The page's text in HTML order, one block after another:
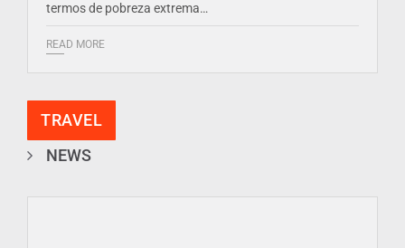
termos de pobreza extrema…
READ MORE
TRAVEL
NEWS